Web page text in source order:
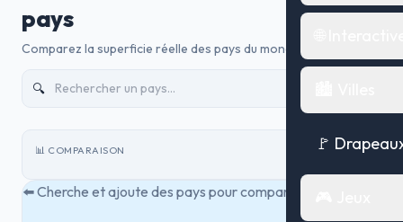
🚩
pays
Comparez la superficie réelle des pays du monde !
📊 COMPARAISON
⬅️ Cherche et ajoute des pays pour comparer